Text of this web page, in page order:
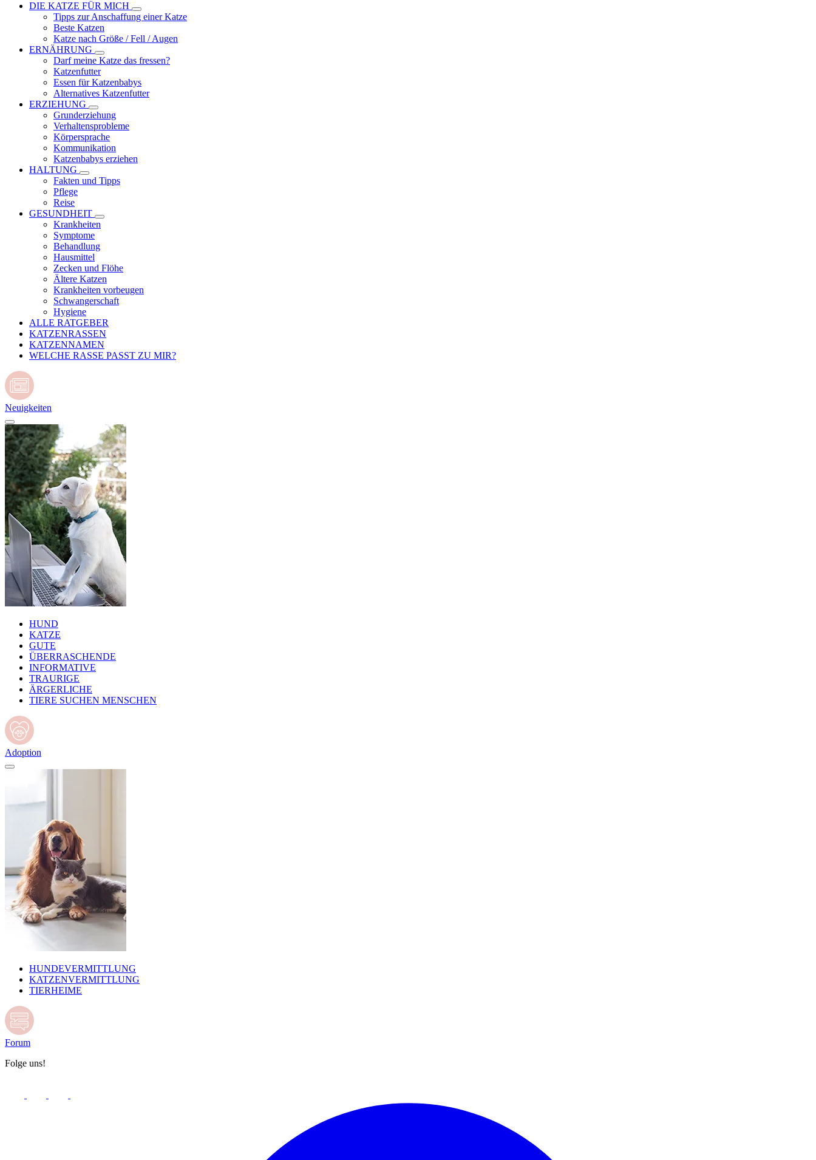
DIE KATZE FÜR MICH
Tipps zur Anschaffung einer Katze
Beste Katzen
Katze nach Größe / Fell / Augen
ERNÄHRUNG
Darf meine Katze das fressen?
Katzenfutter
Essen für Katzenbabys
Alternatives Katzenfutter
ERZIEHUNG
Grunderziehung
Verhaltensprobleme
Körpersprache
Kommunikation
Katzenbabys erziehen
HALTUNG
Fakten und Tipps
Pflege
Reise
GESUNDHEIT
Krankheiten
Symptome
Behandlung
Hausmittel
Zecken und Flöhe
Ältere Katzen
Krankheiten vorbeugen
Schwangerschaft
Hygiene
ALLE RATGEBER
KATZENRASSEN
KATZENNAMEN
WELCHE RASSE PASST ZU MIR?
Neuigkeiten
HUND
KATZE
GUTE
ÜBERRASCHENDE
INFORMATIVE
TRAURIGE
ÄRGERLICHE
TIERE SUCHEN MENSCHEN
Adoption
HUNDEVERMITTLUNG
KATZENVERMITTLUNG
TIERHEIME
Forum
Folge uns!